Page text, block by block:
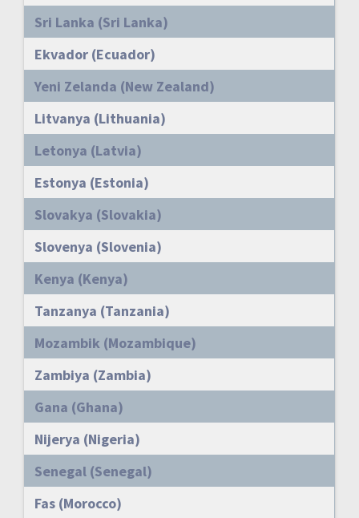
Sri Lanka (Sri Lanka)
Ekvador (Ecuador)
Yeni Zelanda (New Zealand)
Litvanya (Lithuania)
Letonya (Latvia)
Estonya (Estonia)
Slovakya (Slovakia)
Slovenya (Slovenia)
Kenya (Kenya)
Tanzanya (Tanzania)
Mozambik (Mozambique)
Zambiya (Zambia)
Gana (Ghana)
Nijerya (Nigeria)
Senegal (Senegal)
Fas (Morocco)